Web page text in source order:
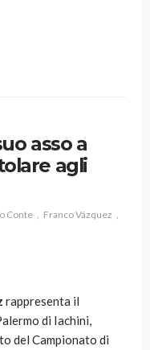
asso a
agli
Conte
Franco Vázquez
rappresenta il
di Iachini,
del Campionato di